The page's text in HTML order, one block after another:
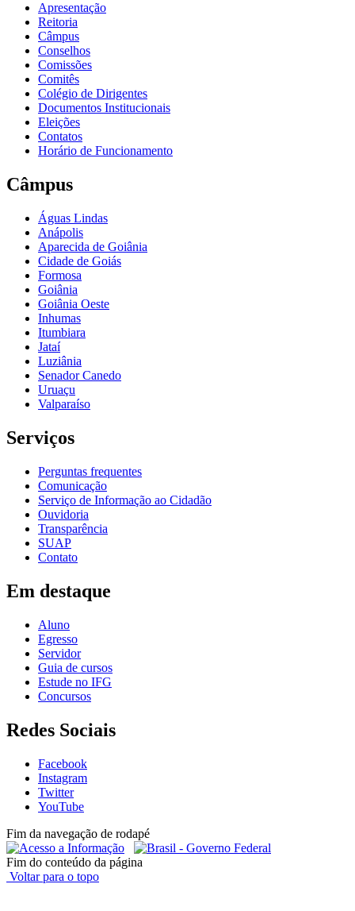
Apresentação
Reitoria
Câmpus
Conselhos
Comissões
Comitês
Colégio de Dirigentes
Documentos Institucionais
Eleições
Contatos
Horário de Funcionamento
Câmpus
Águas Lindas
Anápolis
Aparecida de Goiânia
Cidade de Goiás
Formosa
Goiânia
Goiânia Oeste
Inhumas
Itumbiara
Jataí
Luziânia
Senador Canedo
Uruaçu
Valparaíso
Serviços
Perguntas frequentes
Comunicação
Serviço de Informação ao Cidadão
Ouvidoria
Transparência
SUAP
Contato
Em destaque
Aluno
Egresso
Servidor
Guia de cursos
Estude no IFG
Concursos
Redes Sociais
Facebook
Instagram
Twitter
YouTube
Fim da navegação de rodapé
Fim do conteúdo da página
Voltar para o topo